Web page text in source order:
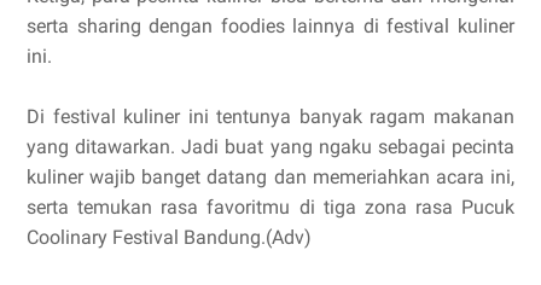
serta sharing dengan foodies lainnya di festival kuliner
ini.
Di festival kuliner ini tentunya banyak ragam makanan
yang ditawarkan. Jadi buat yang ngaku sebagai pecinta
kuliner wajib banget datang dan memeriahkan acara ini,
serta temukan rasa favoritmu di tiga zona rasa Pucuk
Coolinary Festival Bandung.(Adv)